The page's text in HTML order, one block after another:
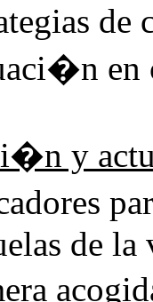
en
y
de